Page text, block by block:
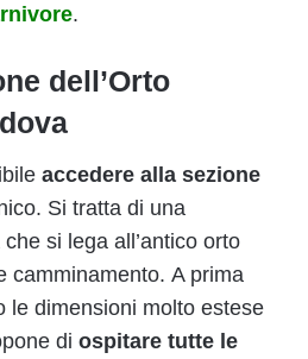
.
dell’Orto
accedere alla sezione
Si tratta di una
si lega all’antico orto
camminamento. A prima
le dimensioni molto estese
di ospitare tutte le